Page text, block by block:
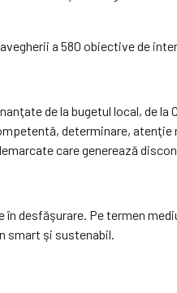
a 580 obiective de
de la bugetul local, de la
determinare, atenţie
care generează
desfăşurare. Pe termen
smart şi sustenabil.